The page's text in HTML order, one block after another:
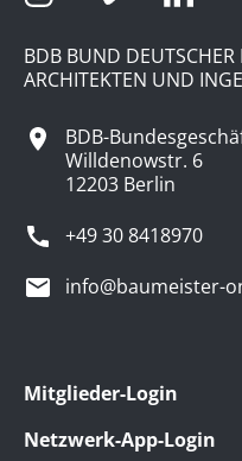
BDB BUND DEUTSCHER
ARCHITEKTEN UND
BDB-
Willdenowstr. 6
12203 Berlin
+49 30 8418970
info@baumeister-
Mitglieder-Login
Netzwerk-App-Login